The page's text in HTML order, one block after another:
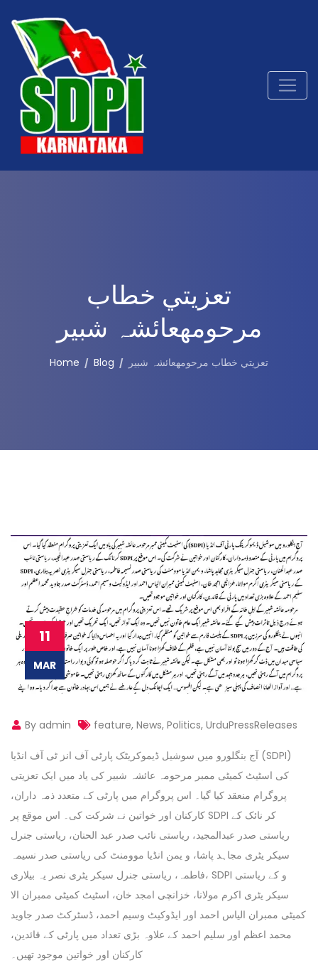
تعزيتي خطاب
مرحومهعائشہ شبیر
Home Blog تعزيتي خطاب مرحومهعائشہ شبیر
11
MAR
By admin feature, News, Politics, UrduPressReleases
آج بنگلورو میں سوشیل ڈیموکریٹک پارٹی آف انز ٹی آف انڈیا (SDPI)
کی اسٹیٹ کمیٹی ممبر مرحومہ عائشہ شبیر کی یاد میں ایک تعزیتی
پروگرام منعقد کیا گیا۔ اس پروگرام میں پارٹی کے متعدد ذمہ داران،
کارکنان اور خواتین نے شرکت کی۔ اس موقع پر SDPI کر نائک کے
ریاستی صدر عبدالمجید، ریاستی نائب صدر عبد الحنان، ریاستی جنرل
سیکر یٹری مجاہد پاشا، و یمن انڈیا موومنٹ کی ریاستی صدر نسیمہ
فاطمہ، ریاستی جنرل سیکر یٹری نصر یہ بیلاری، SDPI و کے ریاستی
سیکر یٹری اکرم مولانا، خزانچی امجد خان، اسٹیٹ کمیٹی ممبران الا
کمیٹی ممبران الیاس احمد اور ایڈوکیٹ وسیم احمد، ڈسٹرکٹ صدر جاوید
محمد اعظم اور سلیم احمد کے علاوہ بڑی تعداد میں پارٹی کے قائدین،
کارکنان اور خواتین موجود تھیں۔